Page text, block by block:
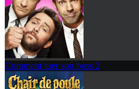
Comment tuer son boss 2